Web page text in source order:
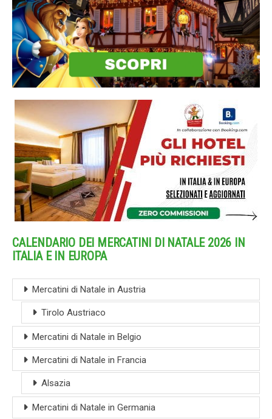
CALENDARIO DEI MERCATINI DI NATALE 2026 IN
ITALIA E IN EUROPA
Mercatini di Natale in Austria
Tirolo Austriaco
Mercatini di Natale in Belgio
Mercatini di Natale in Francia
Alsazia
Mercatini di Natale in Germania